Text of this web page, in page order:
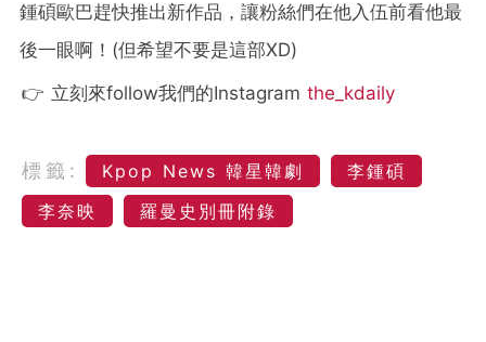
鍾碩歐巴趕快推出新作品，讓粉絲們在他入伍前看他最
後一眼啊！(但希望不要是這部XD)
👉 立刻來follow我們的Instagram the_kdaily
標籤: Kpop News 韓星韓劇
李鍾碩
李奈映
羅曼史別冊附錄